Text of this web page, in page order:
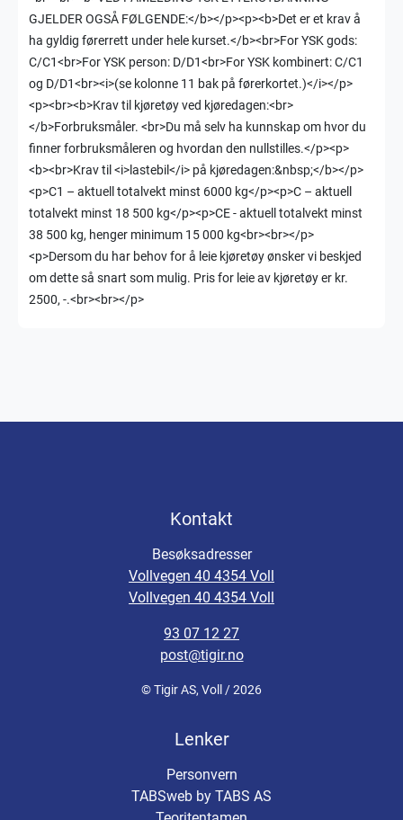
GJELDER OGSÅ FØLGENDE:</b></p><p><b>Det er et krav å
ha gyldig førerrett under hele kurset.</b><br>For YSK gods:
C/C1<br>For YSK person: D/D1<br>For YSK kombinert: C/C1
og D/D1<br><i>(se kolonne 11 bak på førerkortet.)</i></p>
<p><br><b>Krav til kjøretøy ved kjøredagen:<br>
</b>Forbruksmåler. <br>Du må selv ha kunnskap om hvor du
finner forbruksmåleren og hvordan den nullstilles.</p><p>
<b><br>Krav til <i>lastebil</i> på kjøredagen:&nbsp;</b></p>
<p>C1 – aktuell totalvekt minst 6000 kg</p><p>C – aktuell
totalvekt minst 18 500 kg</p><p>CE - aktuell totalvekt minst
38 500 kg, henger minimum 15 000 kg<br><br></p>
<p>Dersom du har behov for å leie kjøretøy ønsker vi beskjed
om dette så snart som mulig. Pris for leie av kjøretøy er kr.
2500, -.<br><br></p>
Kontakt
Besøksadresser
Vollvegen 40 4354 Voll
Vollvegen 40 4354 Voll
93 07 12 27
post@tigir.no
© Tigir AS, Voll / 2026
Lenker
Personvern
TABSweb by TABS AS